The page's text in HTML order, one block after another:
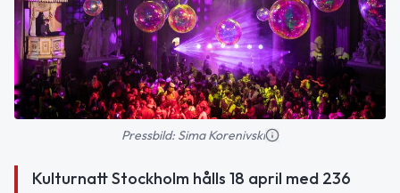
Pressbild: Sima Korenivski
Kulturnatt Stockholm hålls 18 april med 236